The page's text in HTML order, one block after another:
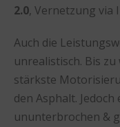
2.0, Vernetzung via
Auch die
unrealistisch. Bis
stärkste
den Asphalt.
ununterbrochen &